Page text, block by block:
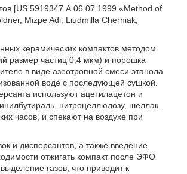
[US 5919347 А 06.07.1999 «Method of
Mizpe Adi, Liudmilla Cherniak,
керамических компактов методом
размер частиц 0,4 мкм) и порошка
в виде азеотропной смеси этанола
воде с последующей сушкой.
используют ацетилацетон и
нитроцеллюлозу, шеллак.
часов, и спекают на воздухе при
и дисперсантов, а также введение
отжигать компакт после ЭФО
газов, что приводит к